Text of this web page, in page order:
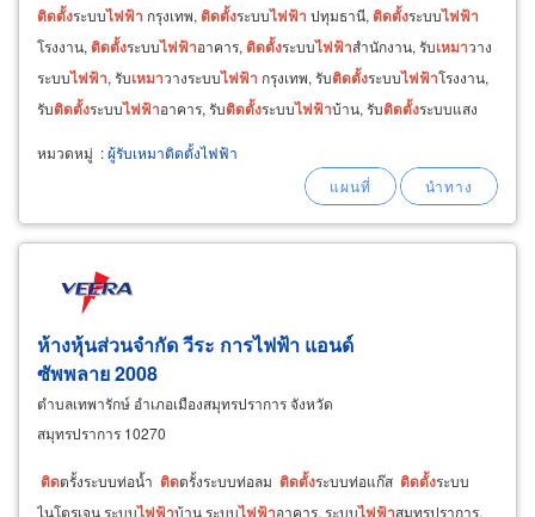
ติดตั้งระบบไฟฟ้า กรุงเทพ, ติดตั้งระบบไฟฟ้า ปทุมธานี, ติดตั้งระบบไฟฟ้า
โรงงาน, ติดตั้งระบบไฟฟ้าอาคาร, ติดตั้งระบบไฟฟ้าสำนักงาน, รับเหมาวาง
ระบบไฟฟ้า, รับเหมาวางระบบไฟฟ้า กรุงเทพ, รับติดตั้งระบบไฟฟ้าโรงงาน,
รับติดตั้งระบบไฟฟ้าอาคาร, รับติดตั้งระบบไฟฟ้าบ้าน, รับติดตั้งระบบแสง
ระบบประหยัดพลังงาน
หมวดหมู่ :ผู้รับเหมาติดตั้งไฟฟ้า
ห้างหุ้นส่วนจำกัด วีระ การไฟฟ้า แอนด์
ซัพพลาย 2008
ตำบลเทพารักษ์ อำเภอเมืองสมุทรปราการ จังหวัด
สมุทรปราการ 10270
ติดตรั้งระบบท่อน้ำ ติดตรั้งระบบท่อลม ติดตั้งระบบท่อแก๊ส ติดตั้งระบบ
ไนโตรเจน ระบบไฟฟ้าบ้าน ระบบไฟฟ้าอาคาร, ระบบไฟฟ้าสมุทรปราการ,